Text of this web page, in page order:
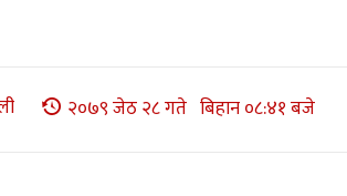
२०७९ जेठ २८ गते बिहान ०८:४१ बजे